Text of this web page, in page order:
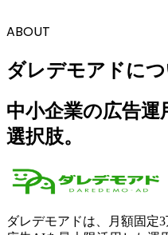
ABOUT
ダレデモアドに
中小企業の広告
選択肢。
ダレデモアドは、月額固定